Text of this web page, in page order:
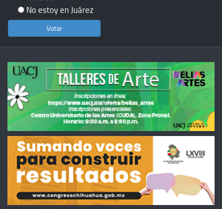
No estoy en Juárez